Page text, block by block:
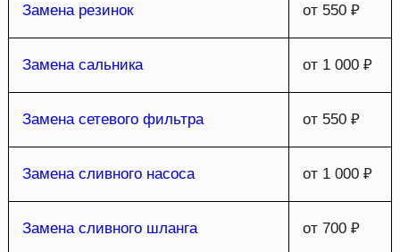
Замена резинок от 550 ₽
Замена сальника от 1 000 ₽
Замена сетевого фильтра от 550 ₽
Замена сливного насоса от 1 000 ₽
Замена сливного шланга от 700 ₽